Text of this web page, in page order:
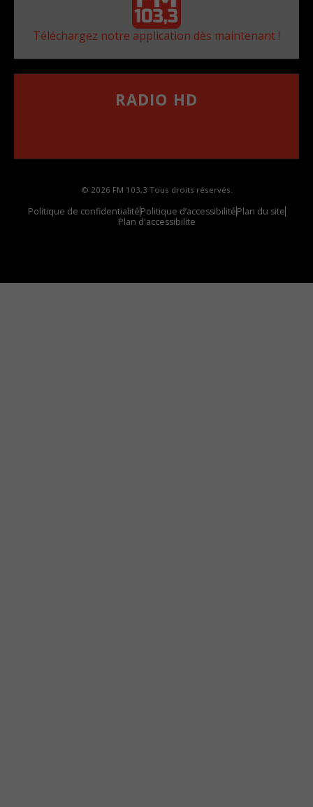
Téléchargez notre application dès maintenant !
RADIO HD
© 2026 FM 103,3 Tous droits réservés.
Politique de confidentialitéPolitique d’accessibilitéPlan du site
Plan d'accessibilite